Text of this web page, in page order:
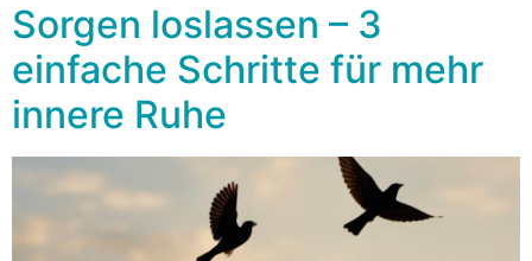
Sorgen loslassen – 3
einfache Schritte für mehr
innere Ruhe